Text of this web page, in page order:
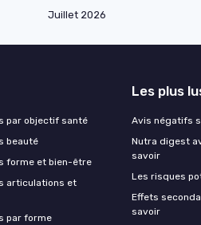
Juillet 2026
par objectif santé
beauté
forme et bien-être
articulations et
par forme
Les plus
Avis négatifs
Nutra digest
savoir
Les risques
Effets
savoir